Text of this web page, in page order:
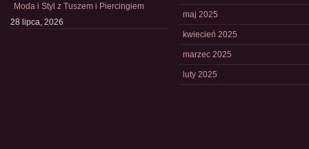
Moda i Styl z Tuszem i Piercingiem
28 lipca, 2026
maj 2025
kwiecień 2025
marzec 2025
luty 2025